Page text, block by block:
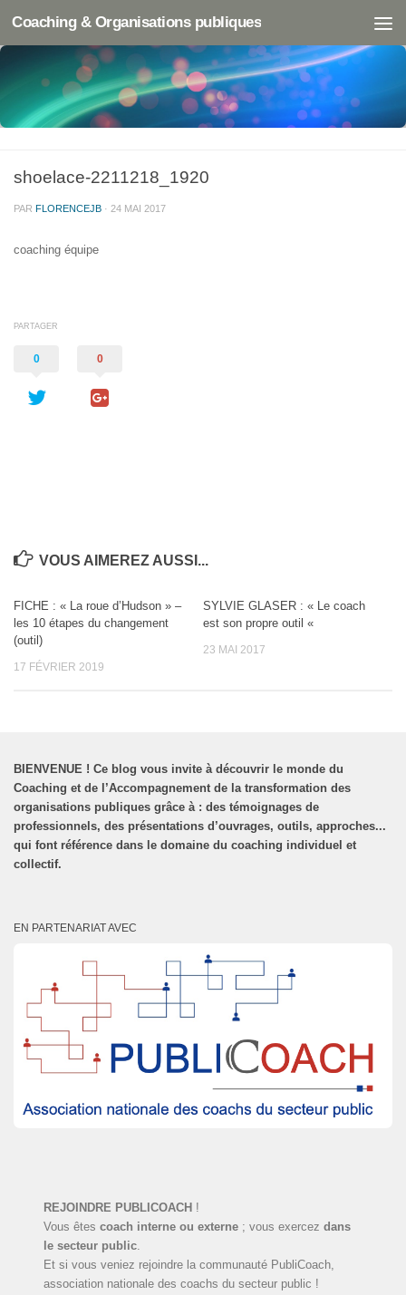
Coaching & Organisations publiques
shoelace-2211218_1920
PAR FLORENCEJB · 24 MAI 2017
coaching équipe
PARTAGER
0 0
VOUS AIMEREZ AUSSI...
FICHE : « La roue d’Hudson » –
les 10 étapes du changement
(outil)
17 FÉVRIER 2019
SYLVIE GLASER : « Le coach
est son propre outil «
23 MAI 2017
BIENVENUE ! Ce blog vous invite à découvrir le monde du
Coaching et de l’Accompagnement de la transformation des
organisations publiques grâce à : des témoignages de
professionnels, des présentations d’ouvrages, outils, approches...
qui font référence dans le domaine du coaching individuel et
collectif.
EN PARTENARIAT AVEC
REJOINDRE PUBLICOACH !
Vous êtescoach interne ou externe ; vous exercezdans
le secteur public.
Et si vous veniez rejoindre la communauté PubliCoach,
association nationale des coachs du secteur public !